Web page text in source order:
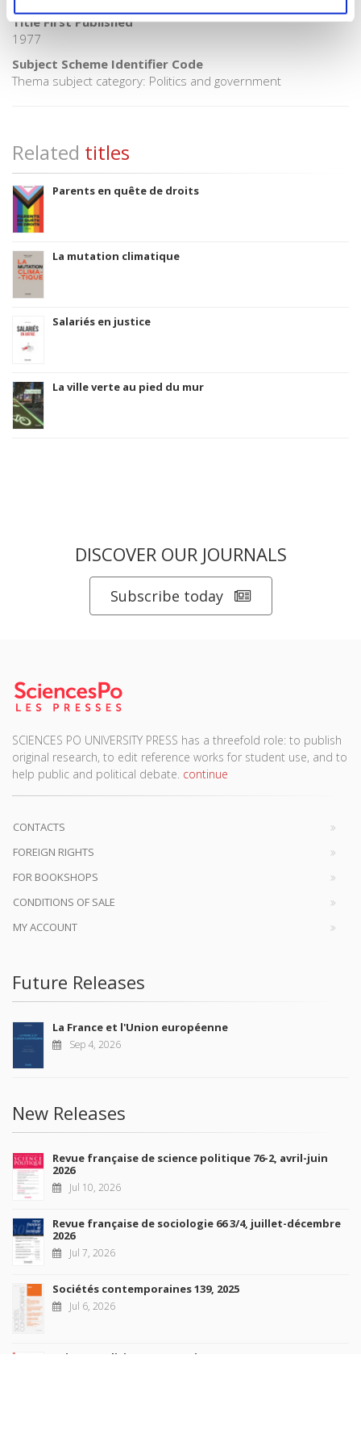
Title First Published
1977
Subject Scheme Identifier Code
Thema subject category: Politics and government
Related titles
Parents en quête de droits
La mutation climatique
Salariés en justice
La ville verte au pied du mur
DISCOVER OUR JOURNALS
Subscribe today
SCIENCES PO UNIVERSITY PRESS has a threefold role: to publish
original research, to edit reference works for student use, and to
help public and political debate. continue
CONTACTS
FOREIGN RIGHTS
FOR BOOKSHOPS
CONDITIONS OF SALE
MY ACCOUNT
Future Releases
La France et l'Union européenne
Sep 4, 2026
New Releases
Revue française de science politique 76-2, avril-juin
2026
Jul 10, 2026
Revue française de sociologie 66 3/4, juillet-décembre
2026
Jul 7, 2026
Sociétés contemporaines 139, 2025
Jul 6, 2026
Raisons politiques 102, mai 2026